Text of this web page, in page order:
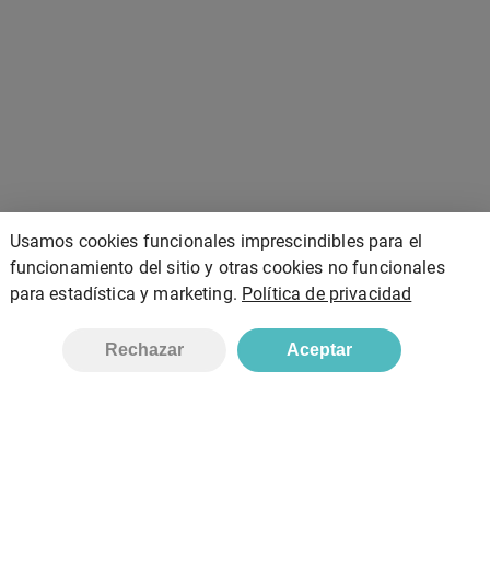
Usamos cookies funcionales imprescindibles para el
funcionamiento del sitio y otras cookies no funcionales
para estadística y marketing. Política de privacidad
Rechazar Aceptar